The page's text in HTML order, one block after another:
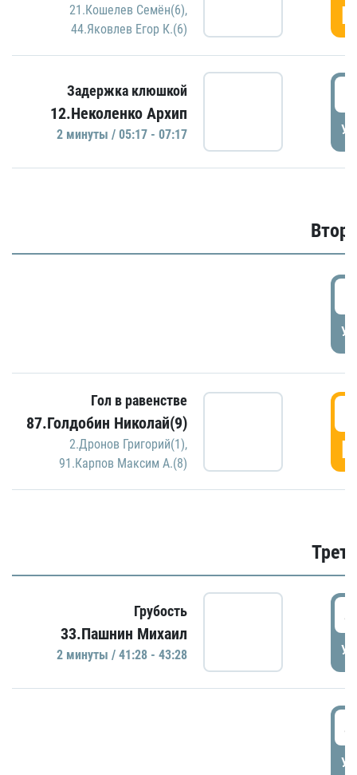
21.Кошелев Семён(6),
44.Яковлев Егор К.(6)
Задержка клюшкой
12.Неколенко Архип
2 минуты / 05:17 - 07:17
Гол в равенстве
87.Голдобин Николай(9)
2.Дронов Григорий(1),
91.Карпов Максим А.(8)
Грубость
33.Пашнин Михаил
2 минуты / 41:28 - 43:28